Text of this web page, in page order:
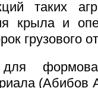
таких
крыла и
грузового
для
(Абибов